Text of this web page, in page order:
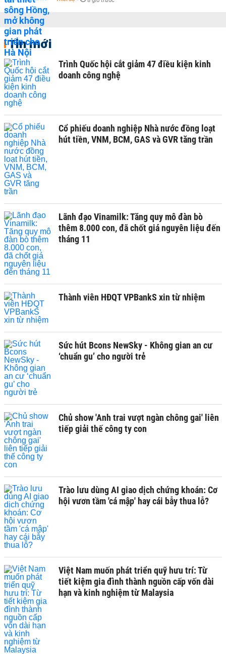
Tin mới
Trình Quốc hội cắt giảm 47 điều kiện kinh
doanh công nghệ
Cổ phiếu doanh nghiệp Nhà nước đồng loạt
hút tiền, VNM, BCM, GAS và GVR tăng trần
Lãnh đạo Vinamilk: Tăng quy mô đàn bò
thêm 8.000 con, đã chốt giá nguyên liệu đến
tháng 11
Thành viên HĐQT VPBankS xin từ nhiệm
Sức hút Bcons NewSky - Không gian an cư
‘chuẩn gu’ cho người trẻ
Chủ show 'Anh trai vượt ngàn chông gai' liên
tiếp giải thế công ty con
Trào lưu dùng AI giao dịch chứng khoán: Cơ
hội vươn tầm 'cá mập' hay cái bẫy thua lỗ?
Việt Nam muốn phát triển quỹ hưu trí: Từ
tiết kiệm gia đình thành nguồn cấp vốn dài
hạn và kinh nghiệm từ Malaysia